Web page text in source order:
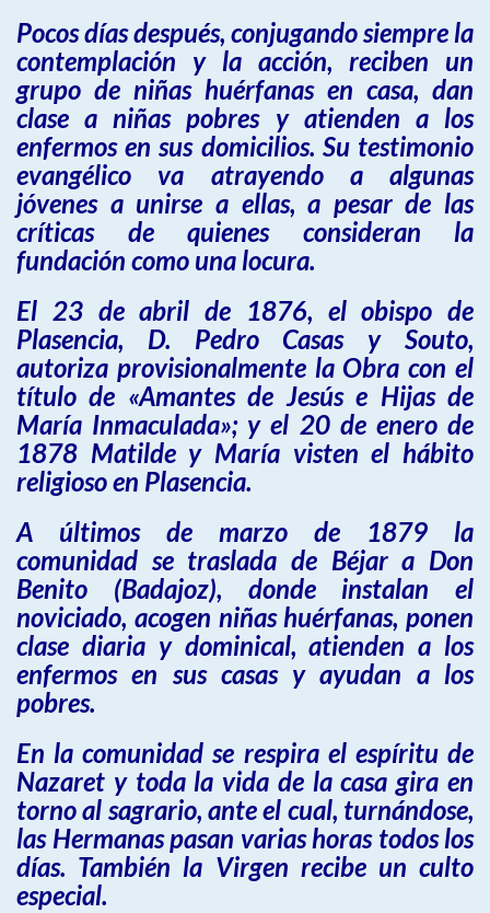
Pocos días después, conjugando siempre la
contemplación y la acción, reciben un
grupo de niñas huérfanas en casa, dan
clase a niñas pobres y atienden a los
enfermos en sus domicilios. Su testimonio
evangélico va atrayendo a algunas
jóvenes a unirse a ellas, a pesar de las
críticas de quienes consideran la
fundación como una locura.
El 23 de abril de 1876, el obispo de
Plasencia, D. Pedro Casas y Souto,
autoriza provisionalmente la Obra con el
título de «Amantes de Jesús e Hijas de
María Inmaculada»; y el 20 de enero de
1878 Matilde y María visten el hábito
religioso en Plasencia.
A últimos de marzo de 1879 la
comunidad se traslada de Béjar a Don
Benito (Badajoz), donde instalan el
noviciado, acogen niñas huérfanas, ponen
clase diaria y dominical, atienden a los
enfermos en sus casas y ayudan a los
pobres.
En la comunidad se respira el espíritu de
Nazaret y toda la vida de la casa gira en
torno al sagrario, ante el cual, turnándose,
las Hermanas pasan varias horas todos los
días. También la Virgen recibe un culto
especial.